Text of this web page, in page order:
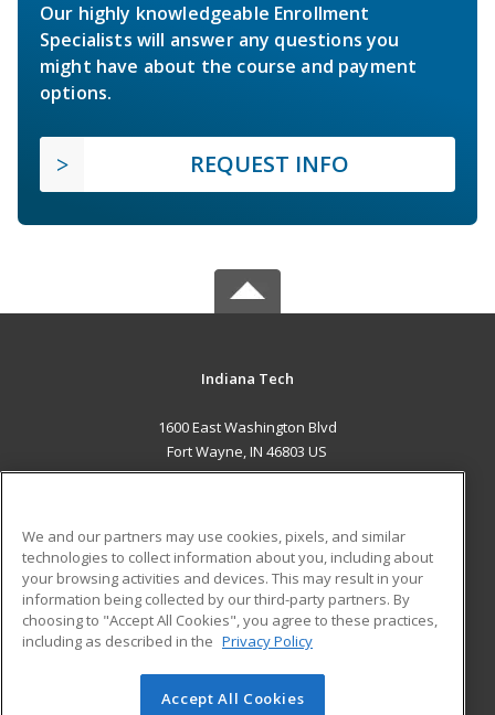
Our highly knowledgeable Enrollment
Specialists will answer any questions you
might have about the course and payment
options.
REQUEST INFO
Indiana Tech
1600 East Washington Blvd
Fort Wayne, IN 46803 US
ADDITIONAL RESOURCES
Military
Financial Assistance
Help
Student Blog
© 2026 ed2go, a division of Cengage Learning. All rights
We and our partners may use cookies, pixels, and similar
technologies to collect information about you, including about
your browsing activities and devices. This may result in your
information being collected by our third-party partners. By
choosing to "Accept All Cookies", you agree to these practices,
including as described in the Privacy Policy
Accept All Cookies